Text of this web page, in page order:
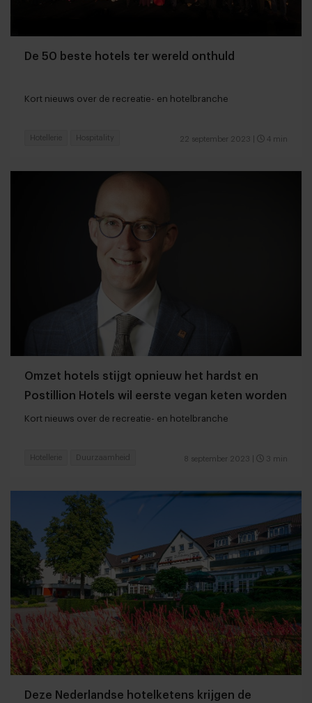
De 50 beste hotels ter wereld onthuld
Kort nieuws over de recreatie- en hotelbranche
22 september 2023 4 min
Hotellerie Hospitality
Omzet hotels stijgt opnieuw het hardst en
Postillion Hotels wil eerste vegan keten worden
Kort nieuws over de recreatie- en hotelbranche
8 september 2023 3 min
Hotellerie Duurzaamheid
Deze Nederlandse hotelketens krijgen de